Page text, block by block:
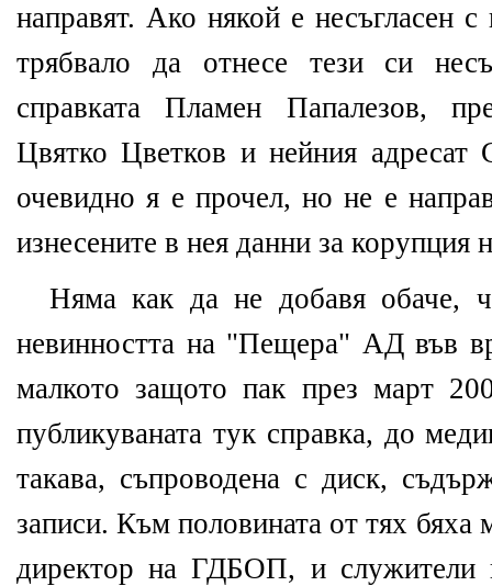
направят. Ако някой е несъгласен
трябвало да отнесе тези си
справката Пламен Папалезов,
Цвятко Цветков и нейния адресат
очевидно я е прочел, но не е
изнесените в нея данни за корупция
Няма как да не добавя обаче,
невинността на "Пещера" АД във
малкото защото пак през март
публикуваната тук справка, до
такава, съпроводена с диск,
записи. Към половината от тях
директор на ГДБОП, и